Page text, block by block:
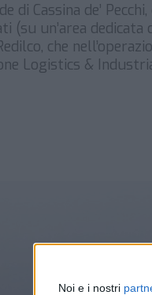
Noi e i nostri
di Cassina de’
(su un’area
che
Logistics &